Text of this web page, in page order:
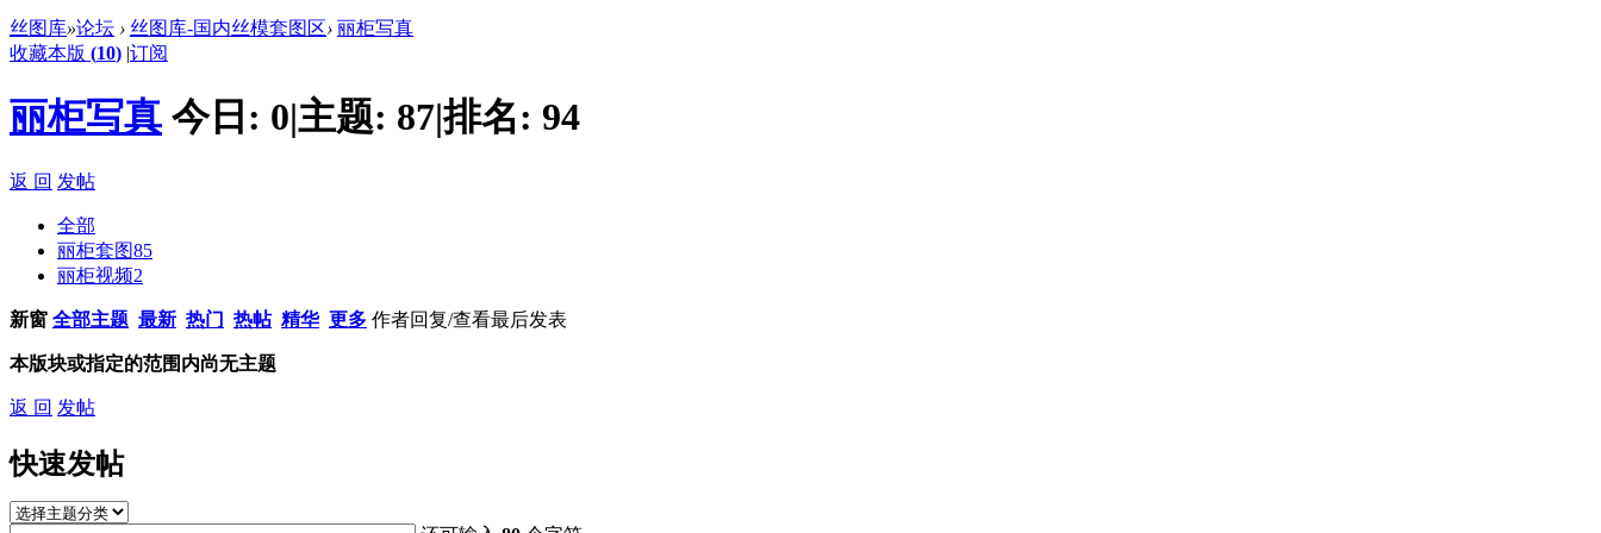
丝图库»论坛 › 丝图库-国内丝模套图区› 丽柜写真
收藏本版 (10) |订阅
丽柜写真 今日: 0|主题: 87|排名: 94
返 回 发帖
全部
丽柜套图85
丽柜视频2
新窗 全部主题 最新 热门 热帖 精华 更多 作者回复/查看最后发表
本版块或指定的范围内尚无主题
返 回 发帖
快速发帖